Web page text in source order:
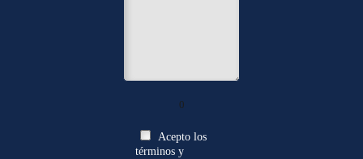
0
Acepto los
términos y